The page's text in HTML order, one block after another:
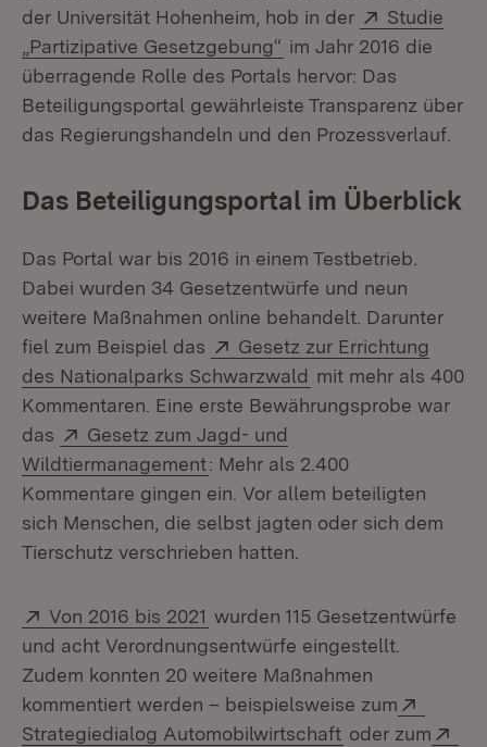
der Universität Hohenheim, hob in der
Extern:
Studie
„Partizipative Gesetzgebung“ (Öffnet in neuem
im Jahr 2016 die
überragende Rolle des Portals hervor: Das
Beteiligungsportal gewährleiste Transparenz über
das Regierungshandeln und den Prozessverlauf.
Das Beteiligungsportal im Überblick
Das Portal war bis 2016 in einem Testbetrieb.
Dabei wurden 34 Gesetzentwürfe und neun
weitere Maßnahmen online behandelt. Darunter
fiel zum Beispiel das
Extern:
Gesetz zur Errichtung
des Nationalparks Schwarzwald (Öffnet in neuem
mit mehr als 400
Kommentaren. Eine erste Bewährungsprobe war
das
Extern:
Gesetz zum Jagd- und
Wildtiermanagement(Öffnet in neuem Fenster)
: Mehr als 2.400
Kommentare gingen ein. Vor allem beteiligten
sich Menschen, die selbst jagten oder sich dem
Tierschutz verschrieben hatten.
Extern:
Von 2016 bis 2021 (Öffnet in neuem Fenster)
wurden 115 Gesetzentwürfe
und acht Verordnungsentwürfe eingestellt.
Zudem konnten 20 weitere Maßnahmen
kommentiert werden – beispielsweise zum
Strategiedialog Automobilwirtschaft (Öffnet in
oder zum